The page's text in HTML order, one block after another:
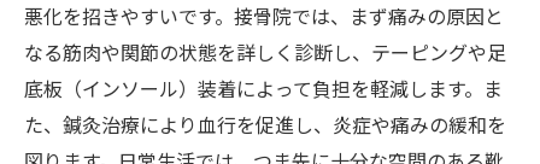
悪化を招きやすいです。接骨院では、まず痛みの原因と
なる筋肉や関節の状態を詳しく診断し、テーピングや足
底板（インソール）装着によって負担を軽減します。ま
た、鍼灸治療により血行を促進し、炎症や痛みの緩和を